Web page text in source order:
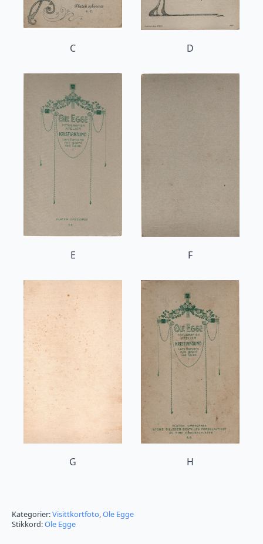
C D
E F
G H
Kategorier:Visittkortfoto Ole Egge
Stikkord:Ole Egge